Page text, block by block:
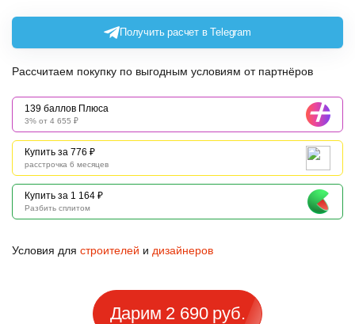
Получить расчет в Telegram
Рассчитаем покупку по выгодным условиям от партнёров
139 баллов Плюса
3% от 4 655 ₽
Купить за 776 ₽
расстрочка 6 месяцев
Купить за 1 164 ₽
Разбить сплитом
Условия для строителей и дизайнеров
Дарим 2 690 руб.